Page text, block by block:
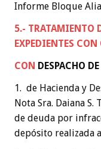
Informe Bloque
5.- TRATAMIENTO
EXPEDIENTES CON
CON DESPACHO
1. de Hacienda y
Nota Sra. Daiana
de deuda por
depósito realizada